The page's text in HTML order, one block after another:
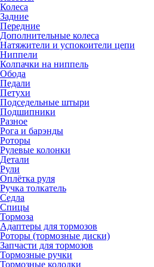
Колеса
Задние
Передние
Дополнительные колеса
Натяжители и успокоители цепи
Ниппели
Колпачки на ниппель
Обода
Педали
Петухи
Подседельные штыри
Подшипники
Разное
Рога и барэнды
Роторы
Рулевые колонки
Детали
Рули
Оплётка руля
Ручка толкатель
Седла
Спицы
Тормоза
Адаптеры для тормозов
Роторы (тормозные диски)
Запчасти для тормозов
Тормозные ручки
Тормозные колодки